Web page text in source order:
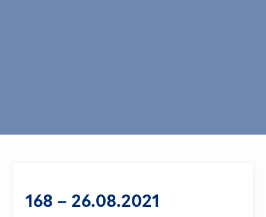
168 – 26.08.2021